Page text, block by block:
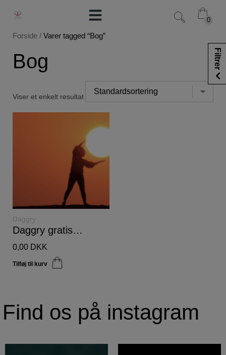
0
0
Forside / Varer tagged “Bog”
Bog
Viser et enkelt resultat
MERE
Daggry
Daggry gratis smagsprøve
0,00 DKK
Filtrer
Find os på instagram